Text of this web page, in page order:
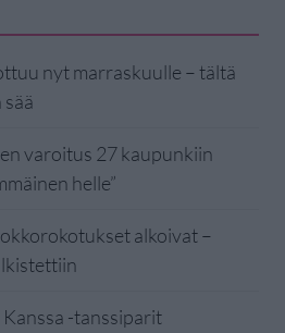
nyt marraskuulle – tältä
varoitus 27 kaupunkiin
helle”
alkoivat –
Kanssa -tanssiparit